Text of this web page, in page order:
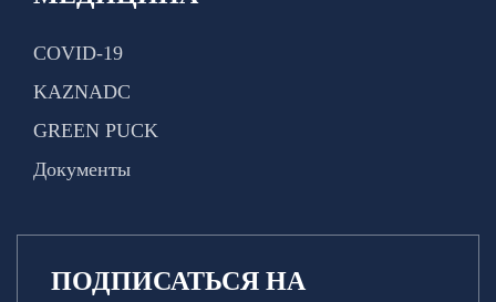
COVID-19
KAZNADC
GREEN PUCK
Документы
ПОДПИСАТЬСЯ НА